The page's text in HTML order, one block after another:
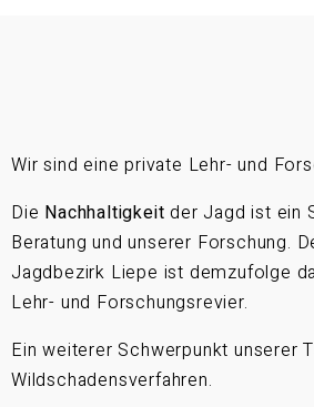
Wir sind eine private Lehr- und
Die Nachhaltigkeit der Jagd ist ein
Beratung und unserer Forschung.
Jagdbezirk Liepe ist demzufolge
Lehr- und Forschungsrevier.
Ein weiterer Schwerpunkt unserer
Wildschadensverfahren.